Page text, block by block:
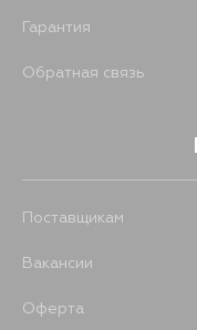
Гарантия
Обратная связь
Поставщикам
Вакансии
Оферта